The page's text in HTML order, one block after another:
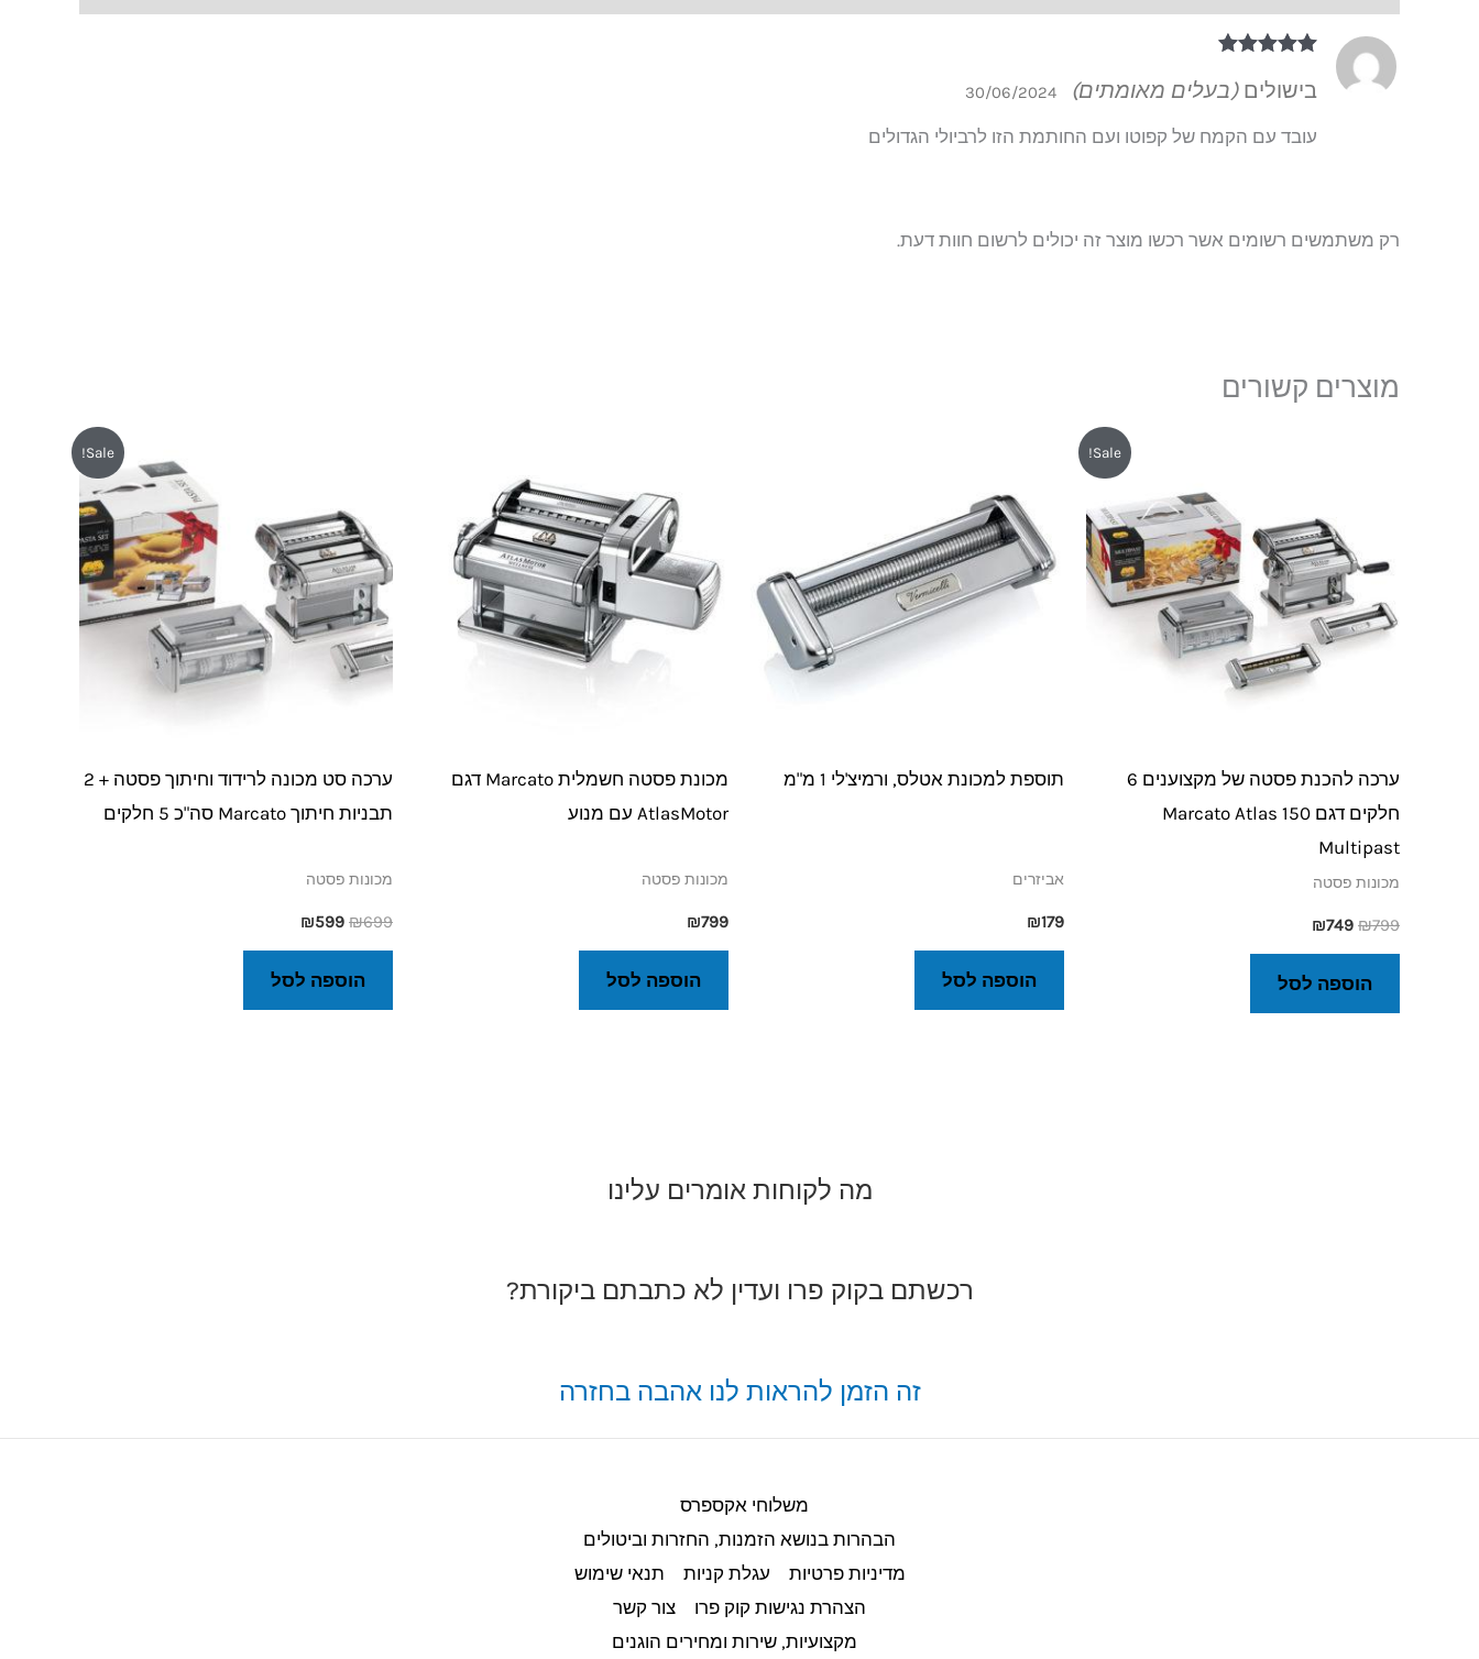
בישולים(בעלים מאומתים) 30/06/2024
עובד עם הקמח של קפוטו ועם החותמת הזו לרביולי הגדולים
רק משתמשים רשומים אשר רכשו מוצר זה יכולים לרשום חוות דעת.
מוצרים קשורים
Sale!
ערכה להכנת פסטה של מקצוענים 6
חלקים דגם Marcato Atlas 150
Multipast
מכונות פסטה
₪799
₪749
הוספה לסל
תוספת למכונת אטלס, ורמיצ'לי 1 מ"מ
אביזרים
₪179
הוספה לסל
מכונת פסטה חשמלית Marcato דגם
AtlasMotor עם מנוע
מכונות פסטה
₪799
הוספה לסל
Sale!
ערכה סט מכונה לרידוד וחיתוך פסטה + 2
תבניות חיתוך Marcato סה"כ 5 חלקים
מכונות פסטה
₪699
₪599
הוספה לסל
מה לקוחות אומרים עלינו
רכשתם בקוק פרו ועדין לא כתבתם ביקורת?
זה הזמן להראות לנו אהבה בחזרה
משלוחי אקספרס
הבהרות בנושא הזמנות, החזרות וביטולים​
מדיניות פרטיות
עגלת קניות
תנאי שימוש
הצהרת נגישות קוק פרו
צור קשר
מקצועיות, שירות ומחירים הוגנים